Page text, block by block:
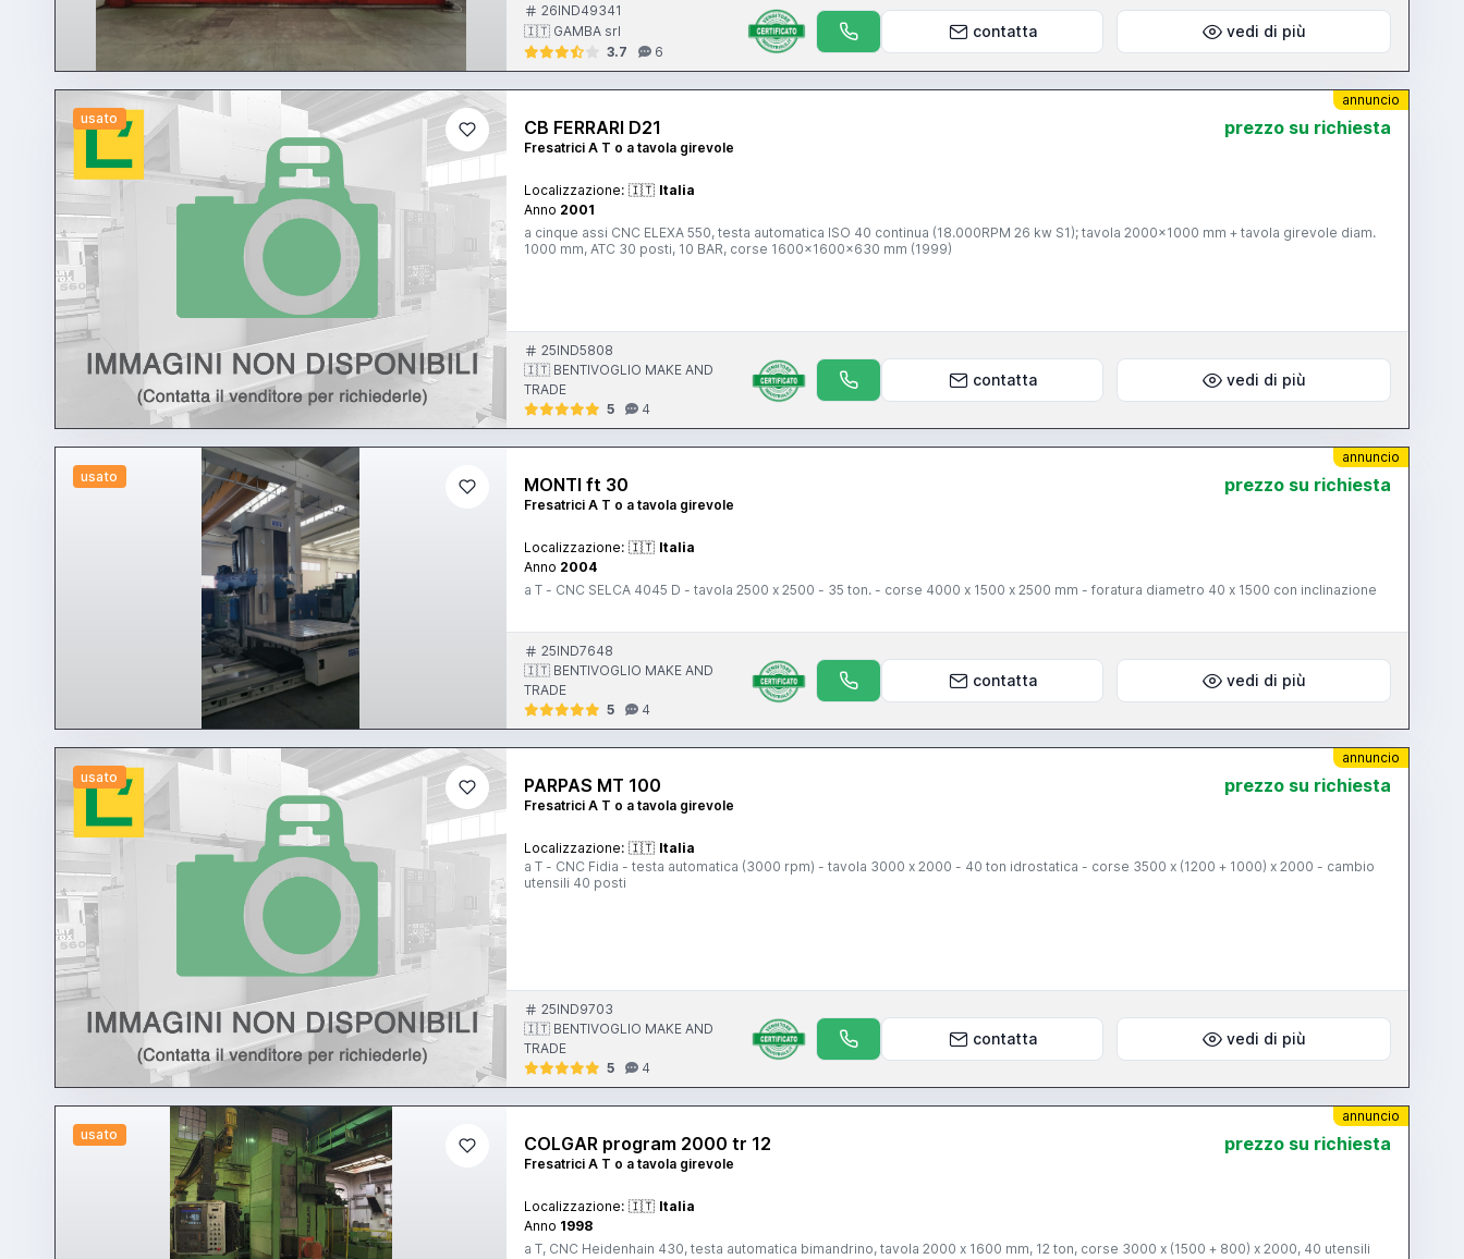
26IND49341
🇮🇹 GAMBA srl
3.7
6
contatta vedi di più
usato
annuncio
CB FERRARI D21
Fresatrici A T o a tavola girevole
prezzo su richiesta
Localizzazione: 🇮🇹 Italia
Anno 2001
a cinque assi CNC ELEXA 550, testa automatica ISO 40 continua (18.000RPM 26 kw S1); tavola 2000x1000 mm + tavola girevole diam.
1000 mm, ATC 30 posti, 10 BAR, corse 1600x1600x630 mm (1999)
25IND5808
🇮🇹 BENTIVOGLIO MAKE AND
TRADE
5
4
contatta vedi di più
usato
annuncio
MONTI ft 30
Fresatrici A T o a tavola girevole
prezzo su richiesta
Localizzazione: 🇮🇹 Italia
Anno 2004
a T - CNC SELCA 4045 D - tavola 2500 x 2500 - 35 ton. - corse 4000 x 1500 x 2500 mm - foratura diametro 40 x 1500 con inclinazione
25IND7648
🇮🇹 BENTIVOGLIO MAKE AND
TRADE
5
4
contatta vedi di più
usato
annuncio
PARPAS MT 100
Fresatrici A T o a tavola girevole
prezzo su richiesta
Localizzazione: 🇮🇹 Italia
a T - CNC Fidia - testa automatica (3000 rpm) - tavola 3000 x 2000 - 40 ton idrostatica - corse 3500 x (1200 + 1000) x 2000 - cambio
utensili 40 posti
25IND9703
🇮🇹 BENTIVOGLIO MAKE AND
TRADE
5
4
contatta vedi di più
usato
annuncio
COLGAR program 2000 tr 12
Fresatrici A T o a tavola girevole
prezzo su richiesta
Localizzazione: 🇮🇹 Italia
Anno 1998
a T, CNC Heidenhain 430, testa automatica bimandrino, tavola 2000 x 1600 mm, 12 ton, corse 3000 x (1500 + 800) x 2000, 40 utensili